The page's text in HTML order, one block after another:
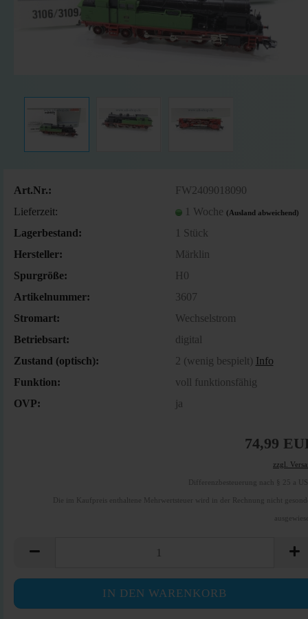
Art.Nr.:
FW2409018090
Lieferzeit:
1 Woche (Ausland abweichend)
Lagerbestand: 1 Stück
Hersteller:
Märklin
Spurgröße:
H0
Artikelnummer:
3607
Stromart:
Wechselstrom
Betriebsart:
digital
Zustand (optisch):
2 (wenig bespielt) Info
Funktion:
voll funktionsfähig
OVP:
ja
74,99
zzgl.
Differenzbesteuerung nach § 25 a
Die im Kaufpreis enthaltene Mehrwertsteuer wird in der Rechnung nicht